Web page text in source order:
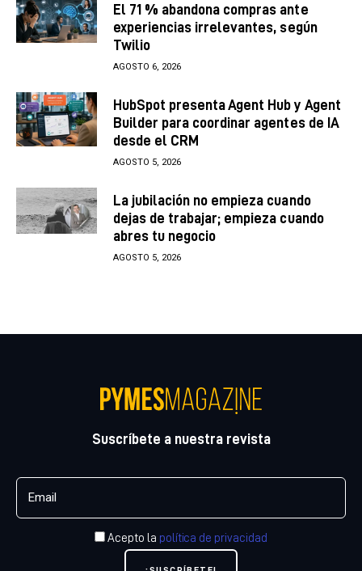
El 71 % abandona compras ante
experiencias irrelevantes, según
Twilio
AGOSTO 6, 2026
HubSpot presenta Agent Hub y Agent
Builder para coordinar agentes de IA
desde el CRM
AGOSTO 5, 2026
La jubilación no empieza cuando
dejas de trabajar; empieza cuando
abres tu negocio
AGOSTO 5, 2026
Suscríbete a nuestra revista
Acepto la política de privacidad